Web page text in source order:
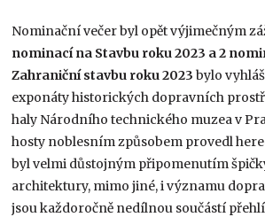
Nominační večer byl opět výjimečným
nominací na Stavbu roku 2023 a 2
Zahraniční stavbu roku 2023 bylo
exponáty historických dopravních
haly Národního technického muzea v
hosty noblesním způsobem provedl
byl velmi důstojným připomenutím
architektury, mimo jiné, i významu
jsou každoročně nedílnou součástí